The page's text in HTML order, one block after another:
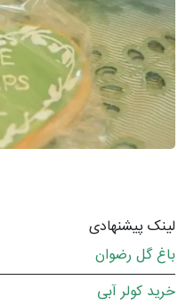
لینک پیشنهادی
باغ گل رضوان
خرید کولر آبی